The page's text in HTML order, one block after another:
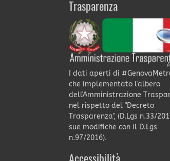
Trasparenza
I dati aperti di
che implementato l'albero
dell'Amministrazione
nel rispetto del "Decreto
Trasparenza", (D.Lgs n.33/
sue modifiche con il D.Lgs
n.97/2016).